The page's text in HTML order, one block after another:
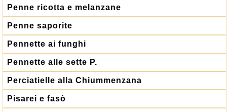
Penne ricotta e melanzane
Penne saporite
Pennette ai funghi
Pennette alle sette P.
Perciatielle alla Chiummenzana
Pisarei e fasò